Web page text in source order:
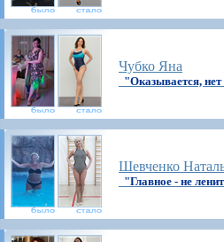
Чубко Яна
"Оказывается,
Шевченко
"Главное - не